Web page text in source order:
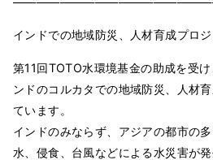
インドでの地域防災、人材育成プロ
第11回TOTO水環境基金の助成を受
ンドのコルカタでの地域防災、人材
ています。
インドのみならず、アジアの都市の
水、侵食、台風などによる水災害が